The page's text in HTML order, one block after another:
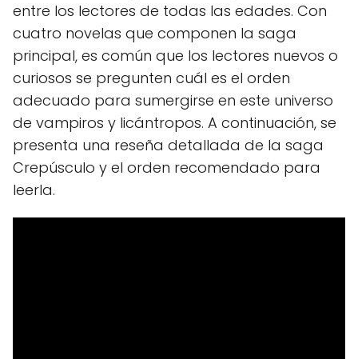
entre los lectores de todas las edades. Con
cuatro novelas que componen la saga
principal, es común que los lectores nuevos o
curiosos se pregunten cuál es el orden
adecuado para sumergirse en este universo
de vampiros y licántropos. A continuación, se
presenta una reseña detallada de la saga
Crepúsculo y el orden recomendado para
leerla.